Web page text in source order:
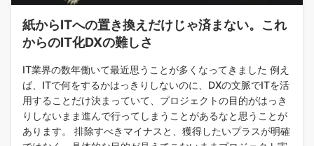
紙からITへの置き換えだけじゃ済まない。これ
からのIT化DXの難しさ
IT業界の数年働いて最近思うことが多くなってきました 例え
ば、ITで何をするかはっきりしないのに、DXの文脈でITを活
用することだけ決まっていて、プロジェクトの目的がはっき
りしないまま進んで行ってしまうことがあるなと思うことが
あります。 排除すべきマイナスと、獲得したいプラスが明確